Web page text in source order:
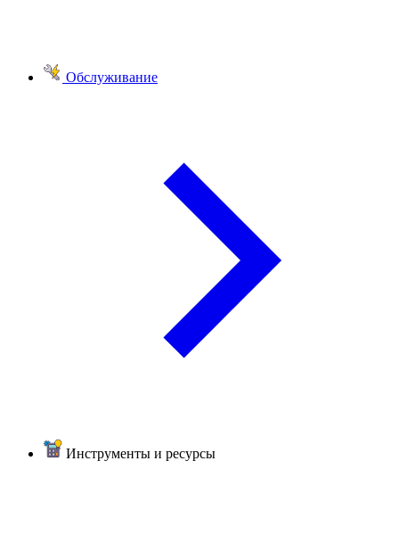
Обслуживание
Инструменты и ресурсы